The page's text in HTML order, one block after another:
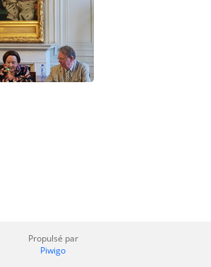
Propulsé par
Piwigo